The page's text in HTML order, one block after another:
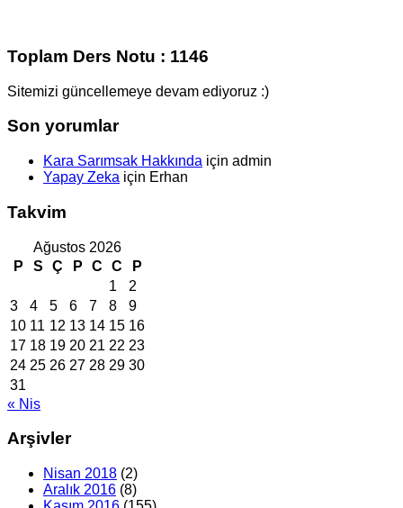
Toplam Ders Notu : 1146
Sitemizi güncellemeye devam ediyoruz :)
Son yorumlar
Kara Sarımsak Hakkında için admin
Yapay Zeka için Erhan
Takvim
Ağustos 2026
P
S Ç P C C
P
1
2
3
4 5 6 7 8
9
10 11 12 13 14 15 16
17 18 19 20 21 22 23
24 25 26 27 28 29 30
31
« Nis
Arşivler
Nisan 2018 (2)
Aralık 2016 (8)